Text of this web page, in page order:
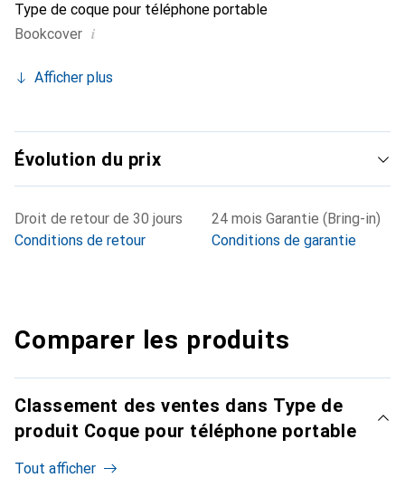
Type de coque pour téléphone portable
Bookcover i
Afficher plus
Évolution du prix
Droit de retour de 30 jours
Conditions de retour
24 mois Garantie (Bring-in)
Conditions de garantie
Comparer les produits
Classement des ventes dans Type de
produit Coque pour téléphone portable
Tout afficher